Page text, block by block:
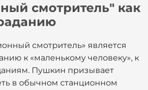
смотритель" как
смотритель» является
к «маленькому человеку», к
Пушкин призывает
в обычном станционном